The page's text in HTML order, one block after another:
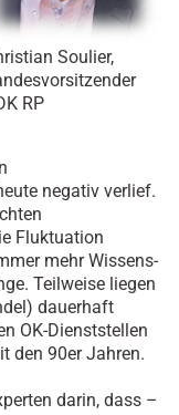
Soulier,
RP
negativ verlief.
Fluktuation
mehr Wissens-
Teilweise liegen
dauerhaft
OK-Dienststellen
den 90er Jahren.
darin, dass –